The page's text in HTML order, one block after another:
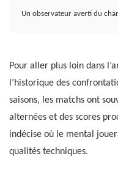
Un observateur averti du
Pour aller plus loin dans
l’historique des
saisons, les matchs ont
alternées et des scores
indécise où le mental
qualités techniques.